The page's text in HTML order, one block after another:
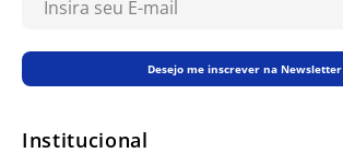
Desejo me inscrever na Newsletter
Institucional